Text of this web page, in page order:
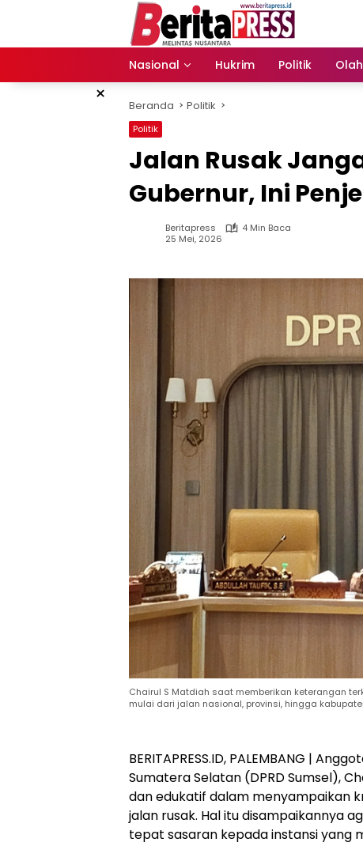
Nasional
Hukrim Politik
× Beranda Politik
Politik
Jalan Rusak
Gubernur, Ini
Beritapress
4 Min Baca
25 Mei, 2026
Chairul S Matdiah saat memberikan keterangan
mulai dari jalan nasional, provinsi, hingga
BERITAPRESS.ID, PALEMBANG |
Sumatera Selatan (DPRD Sumsel),
dan edukatif dalam menyampaikan
jalan rusak. Hal itu disampaikannya
tepat sasaran kepada instansi yang